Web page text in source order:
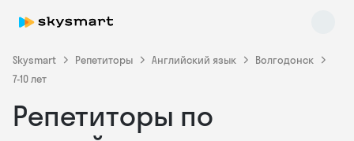
Skysmart Репетиторы Английский язык
Волгодонск
7-10 лет
Репетиторы по